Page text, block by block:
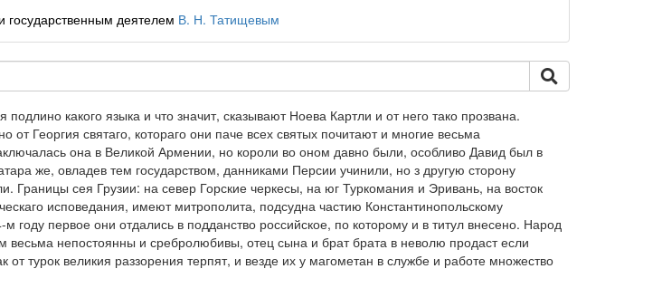
государственным деятелем В. Н. Татищевым
какого языка и что значит, сказывают Ноева Картли и от него тако прозвана.
Георгия святаго, котораго они паче всех святых почитают и многие весьма
она в Великой Армении, но короли во оном давно были, особливо Давид был в
же, овладев тем государством, данниками Персии учинили, но з другую сторону
сея Грузии: на север Горские черкесы, на юг Туркомания и Эривань, на восток
исповедания, имеют митрополита, подсудна частию Константинопольскому
первое они отдались в подданство российское, по которому и в титул внесено. Народ
весьма непостоянны и сребролюбивы, отец сына и брат брата в неволю продаст если
от турок великия раззорения терпят, и везде их у магометан в службе и работе множество